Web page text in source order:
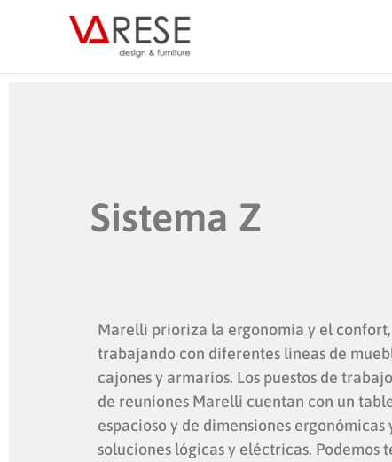
Sistema Z
Marelli prioriza la ergonomía y el confort,
trabajando con diferentes líneas de
cajones y armarios. Los puestos de
de reuniones Marelli cuentan con un
espacioso y de dimensiones ergonómicas
soluciones lógicas y eléctricas. Podemos